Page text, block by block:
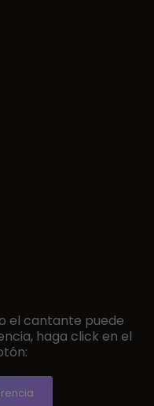
el cantante puede
haga click en el